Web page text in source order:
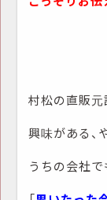
村松の直販元
興味がある、
うちの会社で